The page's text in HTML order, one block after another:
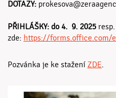
DOTAZY:
PŘIHLÁŠKY: do 4. 9. 2025 resp.
zde: https://forms.office.com/
Pozvánka je ke stažení ZDE.